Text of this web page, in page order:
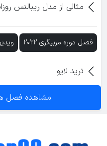
مثالی از مدل ریبالنس
فصل دوره مربیگری ۲۰۲۲
ترید لایو
مشاهده فصل